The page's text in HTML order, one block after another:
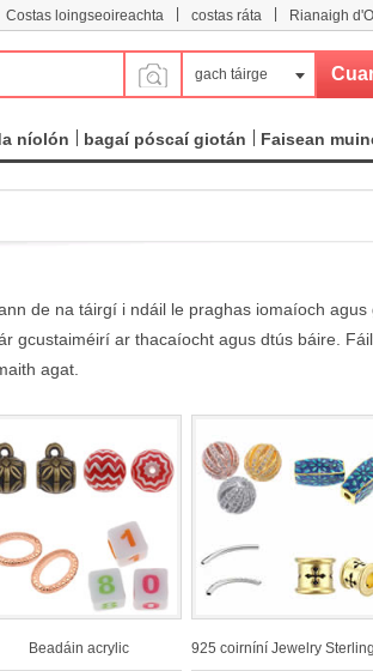
Costas loingseoireachta costas ráta Rianaigh
gach táirge
níolón bagaí póscaí giotán Faisean
de na táirgí i ndáil le praghas iomaíoch
gcustaiméirí ar thacaíocht agus dtús báire.
agat.
Beadáin acrylic 925 coirníní Jewelry Sterling Silver